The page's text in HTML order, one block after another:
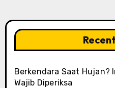
Berkendara Saat Hujan?
Wajib Diperiksa